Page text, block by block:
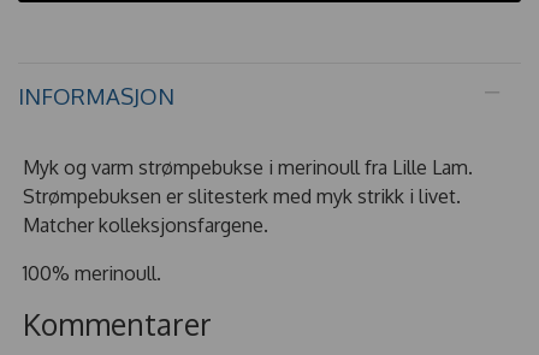
INFORMASJON
Myk og varm strømpebukse i merinoull fra Lille Lam.
Strømpebuksen er slitesterk med myk strikk i livet.
Matcher kolleksjonsfargene.
100% merinoull.
Kommentarer